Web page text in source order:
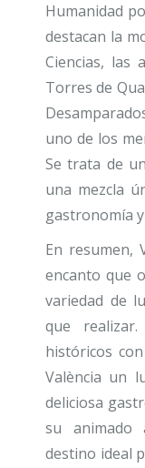
Humanidad
destacan la
Ciencias, las
Torres de
uno de los
Se trata de
una mezcla
gastronomía
En resumen,
encanto que
variedad de
que
históricos
València un
deliciosa
su animado
destino ideal